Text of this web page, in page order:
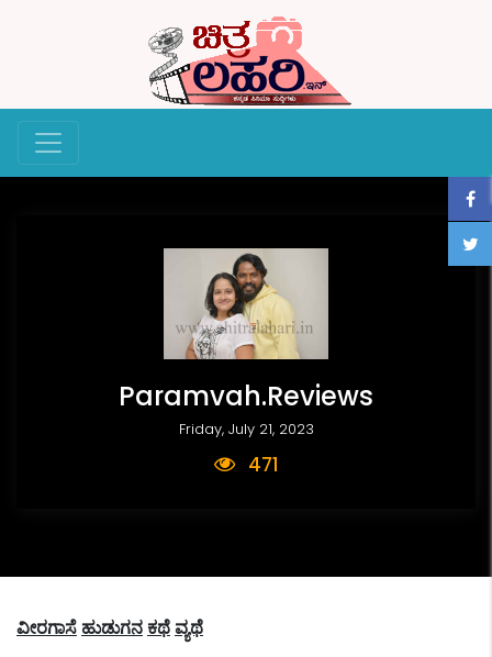
Paramvah.Reviews
Friday, July 21, 2023
471
ವೀರಗಾಸೆ ಹುಡುಗನ ಕಥೆ ವ್ಯಥೆ